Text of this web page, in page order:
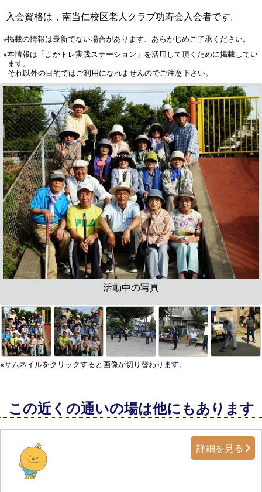
入会資格は，南当仁校区老人クラブ功寿会入会者です。
※掲載の情報は最新でない場合があります、あらかじめご了承ください。
※本情報は「よかトレ実践ステーション」を活用して頂くために掲載してい
ます。
それ以外の目的ではご利用になれませんのでご注意下さい。
活動中の写真
※サムネイルをクリックすると画像が切り替わります。
この近くの通いの場は他にもあります
詳細を見る